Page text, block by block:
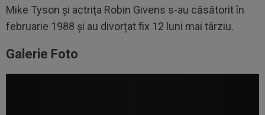
Mike Tyson și actrița Robin Givens s-au căsătorit în
februarie 1988 și au divorțat fix 12 luni mai târziu.
Galerie Foto